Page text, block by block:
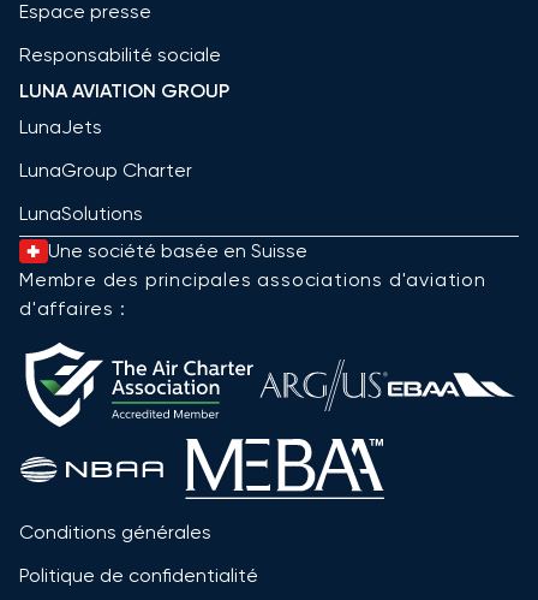
Espace presse
Responsabilité sociale
LUNA AVIATION GROUP
LunaJets
LunaGroup Charter
LunaSolutions
Une société basée en Suisse
Membre des principales associations d'aviation
d'affaires :
Conditions générales
Politique de confidentialité